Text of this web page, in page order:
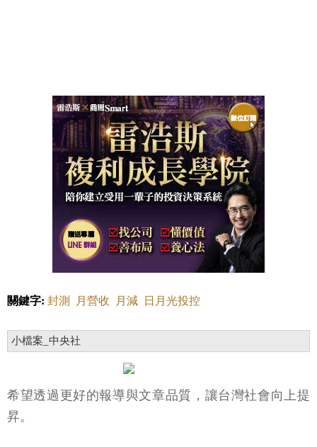
關鍵字: 封測 月營收 月減 日月光投控
小檔案_中央社
希望透過更好的報導與文章品質，讓台灣社會向上提
昇。